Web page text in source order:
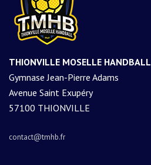
THIONVILLE MOSELLE HANDBALL
Gymnase Jean-Pierre Adams
Avenue Saint Exupéry
57100 THIONVILLE
contact@tmhb.fr